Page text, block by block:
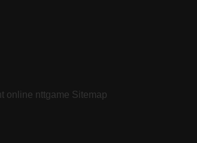
online nttgame Sitemap